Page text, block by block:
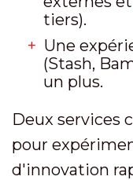
tiers).
Une
(Stash,
un plus.
Deux services
pour
d'innovation